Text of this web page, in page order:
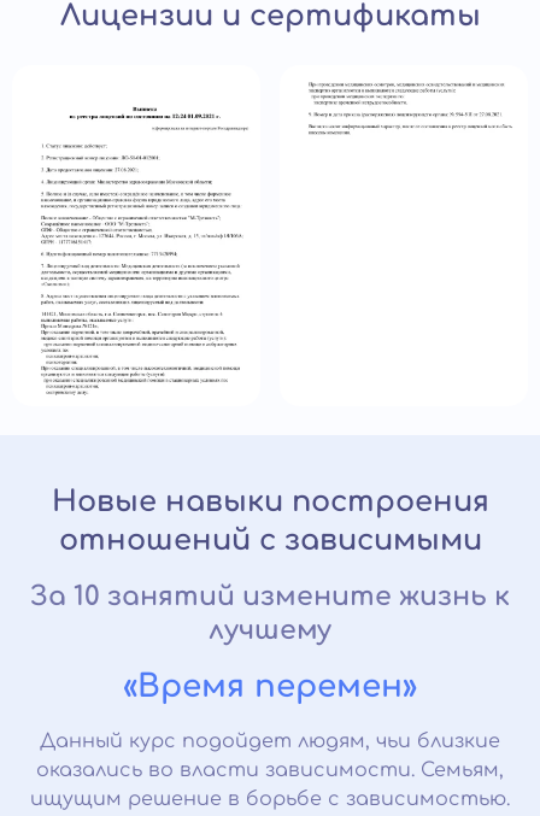
Лицензии и сертификаты
Новые навыки построения
отношений с зависимыми
За 10 занятий измените жизнь к
лучшему
«Время перемен»
Данный курс подойдет людям, чьи близкие
оказались во власти зависимости. Семьям,
ищущим решение в борьбе с зависимостью.